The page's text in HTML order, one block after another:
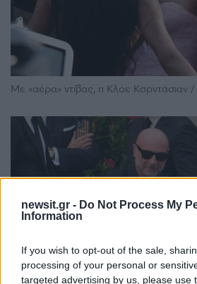
newsit.gr - Do Not Process My
Information
If you wish to opt-out of the sale,
processing of your personal or
targeted advertising by us, please use
Με «αέρα» ντίβας, η Κλόε Κσρντάσιαν